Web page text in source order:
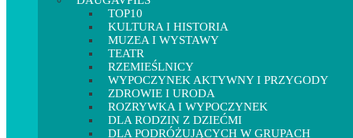
TOP10
KULTURA I HISTORIA
MUZEA I WYSTAWY
TEATR
RZEMIEŚLNICY
WYPOCZYNEK AKTYWNY I PRZYGODY
ZDROWIE I URODA
ROZRYWKA I WYPOCZYNEK
DLA RODZIN Z DZIEĆMI
DLA PODRÓŻUJĄCYCH W GRUPACH